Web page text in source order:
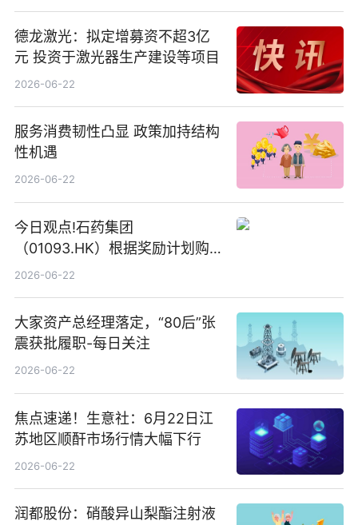
德龙激光：拟定增募资不超3亿
元 投资于激光器生产建设等项目
2026-06-22
服务消费韧性凸显 政策加持结构
性机遇
2026-06-22
今日观点!石药集团
（01093.HK）根据奖励计划购
回580万股
2026-06-22
大家资产总经理落定，“80后”张
震获批履职-每日关注
2026-06-22
焦点速递！生意社：6月22日江
苏地区顺酐市场行情大幅下行
2026-06-22
润都股份：硝酸异山梨酯注射液